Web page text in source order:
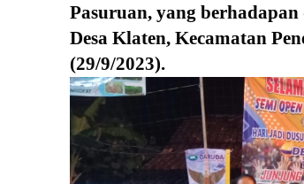
Pasuruan, yang
Desa Klaten, Kecamatan
(29/9/2023).